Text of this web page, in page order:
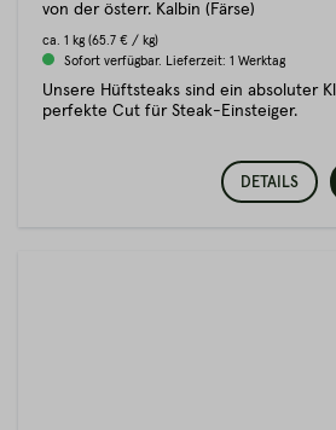
von der österr. Kalbin (Färse)
ca. 1 kg (65.7 € / kg)
Sofort verfügbar. Lieferzeit: 1 Werktag
Unsere Hüftsteaks sind ein absoluter
perfekte Cut für Steak-Einsteiger.
DETAILS